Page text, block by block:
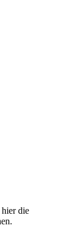
hier die